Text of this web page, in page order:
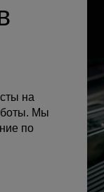
на
Мы
по